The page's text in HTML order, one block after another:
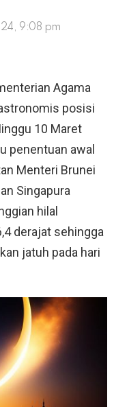
9:08 pm
Agama
posisi
10 Maret
penentuan awal
Menteri Brunei
Singapura
hilal
derajat sehingga
jatuh pada hari